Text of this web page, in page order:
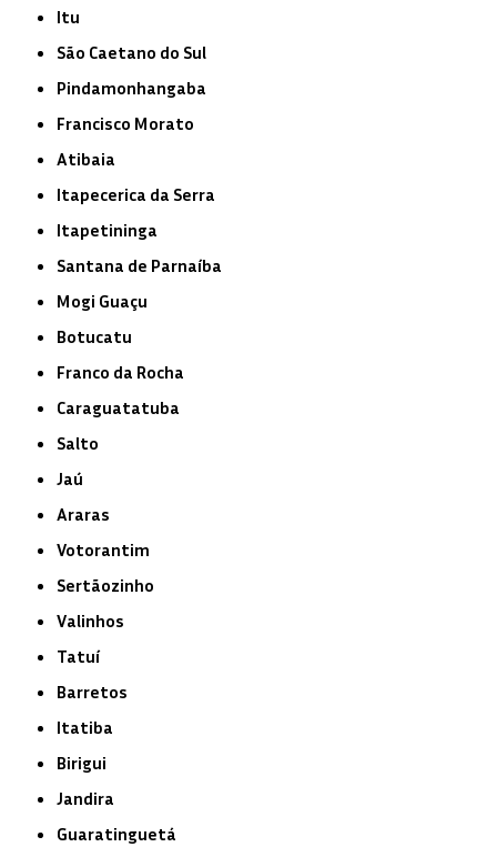
Itu
São Caetano do Sul
Pindamonhangaba
Francisco Morato
Atibaia
Itapecerica da Serra
Itapetininga
Santana de Parnaíba
Mogi Guaçu
Botucatu
Franco da Rocha
Caraguatatuba
Salto
Jaú
Araras
Votorantim
Sertãozinho
Valinhos
Tatuí
Barretos
Itatiba
Birigui
Jandira
Guaratinguetá